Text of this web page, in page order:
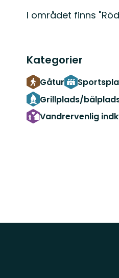
I området finns
Kategorier
Gåtur
Grillplads/
Vandrervenlig